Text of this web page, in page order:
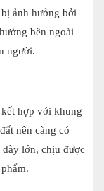
ảnh hưởng bởi
bên ngoài
người.
hợp với khung
nên càng có
dày lớn, chịu được